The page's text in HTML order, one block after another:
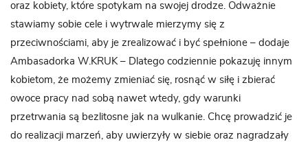
oraz kobiety, które spotykam na swojej drodze. Odważnie
stawiamy sobie cele i wytrwale mierzymy się z
przeciwnościami, aby je zrealizować i być spełnione – dodaje
Ambasadorka W.KRUK – Dlatego codziennie pokazuję innym
kobietom, że możemy zmieniać się, rosnąć w siłę i zbierać
owoce pracy nad sobą nawet wtedy, gdy warunki
przetrwania są bezlitosne jak na wulkanie. Chcę prowadzić je
do realizacji marzeń, aby uwierzyły w siebie oraz nagradzały